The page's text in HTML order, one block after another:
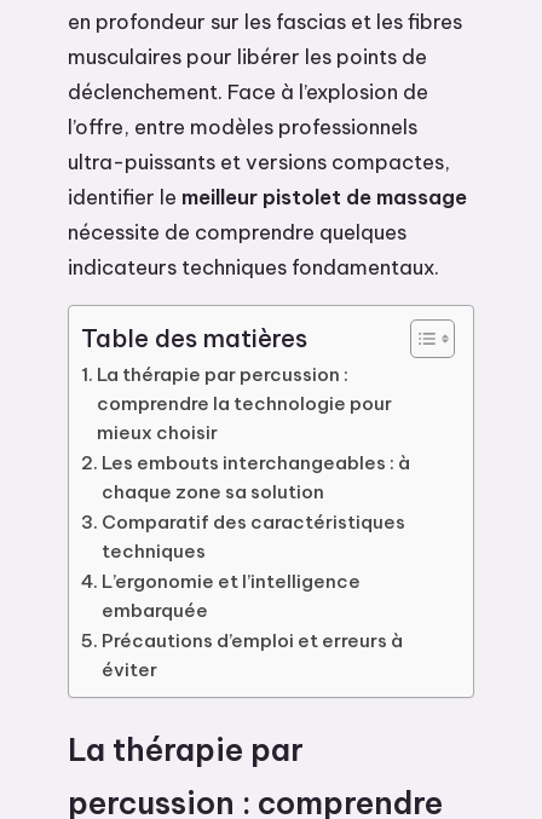
en profondeur sur les fascias et les fibres
musculaires pour libérer les points de
déclenchement. Face à l’explosion de
l’offre, entre modèles professionnels
ultra-puissants et versions compactes,
identifier le meilleur pistolet de massage
nécessite de comprendre quelques
indicateurs techniques fondamentaux.
Table des matières
La thérapie par percussion :
comprendre la technologie pour
mieux choisir
Les embouts interchangeables : à
chaque zone sa solution
Comparatif des caractéristiques
techniques
L’ergonomie et l’intelligence
embarquée
Précautions d’emploi et erreurs à
éviter
La thérapie par
percussion : comprendre